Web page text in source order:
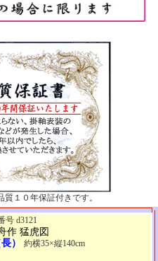
１０年保証付きです。
号 d3121
作 猛虎図
） 約横35×縦140cm